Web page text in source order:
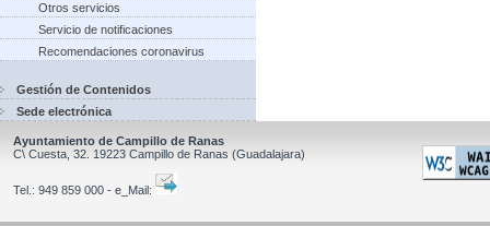
Otros servicios
Servicio de notificaciones
Recomendaciones coronavirus
Gestión de Contenidos
Sede electrónica
Ayuntamiento de Campillo de Ranas
C\ Cuesta, 32. 19223 Campillo de Ranas (Guadalajara)
Tel.: 949 859 000 - e_Mail: